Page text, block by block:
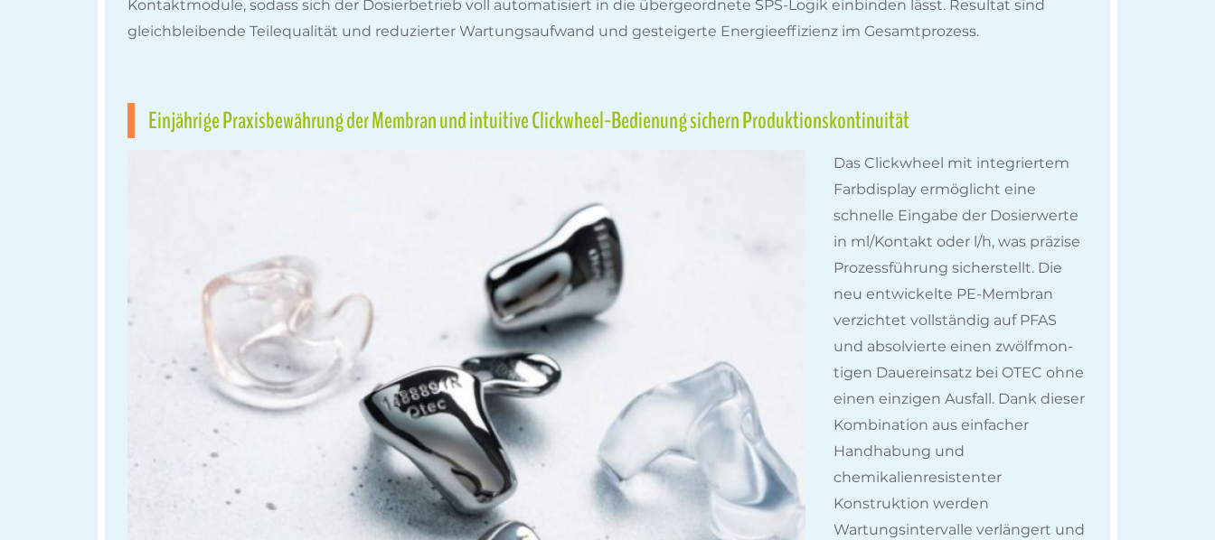
Kontaktmodule, sodass sich der Dosierbetrieb voll automatisiert in die übergeordnete SPS-Logik einbinden lässt. Resultat sind
gleichbleibende Teilequalität und reduzierter Wartungsaufwand und gesteigerte Energieeffizienz im Gesamtprozess.
Einjährige Praxisbewährung der Membran und intuitive Clickwheel-Bedienung sichern Produktionskontinuität
Das Clickwheel mit integriertem
Farbdisplay ermöglicht eine
schnelle Eingabe der Dosierwerte
in ml/Kontakt oder l/h, was präzise
Prozessführung sicherstellt. Die
neu entwickelte PE-Membran
verzichtet vollständig auf PFAS
und absolvierte einen zwölfmon­
tigen Dauer­einsatz bei OTEC ohne
einen einzigen Ausfall. Dank dieser
Kombination aus einfacher
Handhabung und
chemikalienresistenter
Konstruktion werden
Wartungsintervalle verlängert und